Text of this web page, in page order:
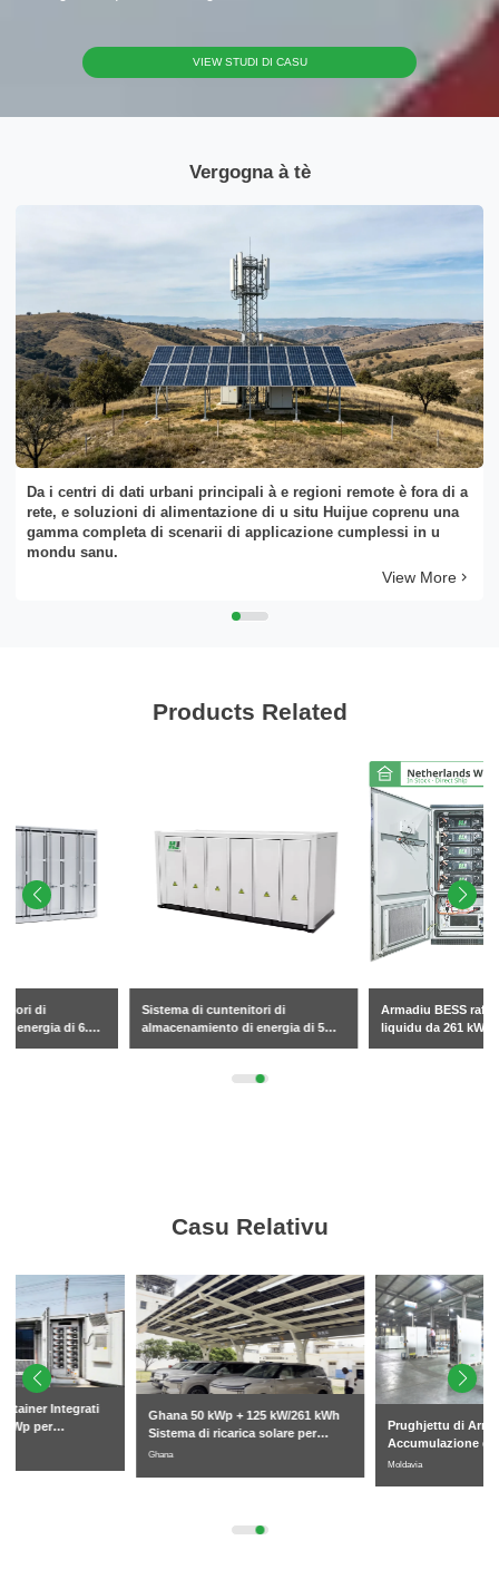
VIEW STUDI DI CASU
Vergogna à tè
Da i centri di dati urbani principali à e regioni remote è fora di a
rete, e soluzioni di alimentazione di u situ Huijue coprenu una
gamma completa di scenarii di applicazione cumplessi in u
mondu sanu.
View More
Products Related
Sistema di cuntenitori di
almacenamiento di energia di 5
Armadiu BESS raffreddatu à
liquidu da 261 kW
Casu Relativu
Ghana 50 kWp + 125 kW/261 kWh
Sistema di ricarica solare per
veiculi elettrichi cunnessu à a rete
Prughjettu di Armadiu di
Accumulazione di Energia
Raffreddatu à Liquidu
Cummerciale è Industriale di 261
Per piacè sceglite u tipu di produttu
Send Message